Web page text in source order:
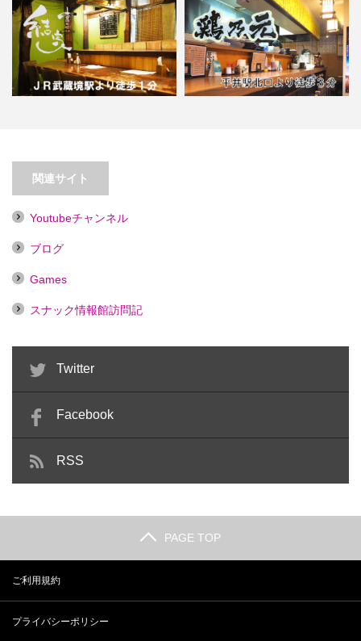
【武蔵境】おばんざい 結家【喫煙
目的店】
関連サイト
Youtubeチャンネル
ブログ
Games
スナック情報館訪問記
Twitter
Facebook
RSS
PAGE TOP
ご利用規約
プライバシーポリシー